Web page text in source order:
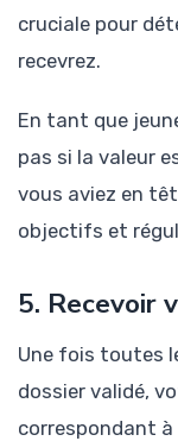
cruciale pour
recevrez.
En tant que
pas si la valeur
vous aviez en
objectifs et
5. Recevoir
Une fois toutes
dossier validé,
correspondant à